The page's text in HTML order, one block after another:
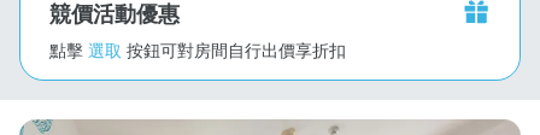
競價活動優惠
點擊 選取 按鈕可對房間自行出價享折扣